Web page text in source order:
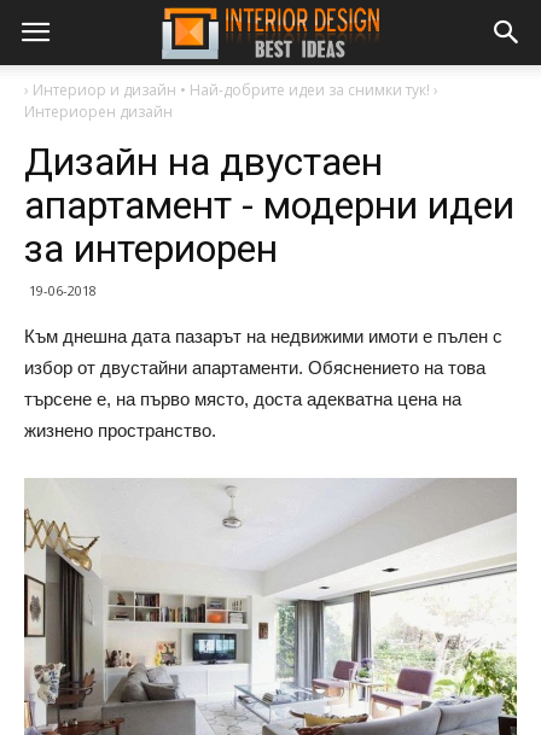
› Интериор и дизайн • Най-добрите идеи за снимки тук! ›
Интериорен дизайн
Дизайн на двустаен
апартамент - модерни идеи
за интериорен
19-06-2018
Към днешна дата пазарът на недвижими имоти е пълен с
избор от двустайни апартаменти. Обяснението на това
търсене е, на първо място, доста адекватна цена на
жизнено пространство.